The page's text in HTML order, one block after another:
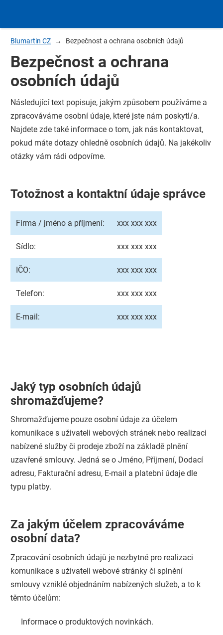
Blumartin CZ Bezpečnost a ochrana osobních údajů
Bezpečnost a ochrana
osobních údajů
Následující text popisuje, jakým způsobem používáme a
zpracováváme osobní údaje, které jste nám poskytl/a.
Najdete zde také informace o tom, jak nás kontaktovat,
pokud máte dotazy ohledně osobních údajů. Na jakékoliv
otázky vám rádi odpovíme.
Totožnost a kontaktní údaje správce
Firma / jméno a příjmení: xxx xxx xxx
Sídlo: xxx xxx xxx
IČO: xxx xxx xxx
Telefon: xxx xxx xxx
E-mail: xxx xxx xxx
Jaký typ osobních údajů
shromažďujeme?
Shromažďujeme pouze osobní údaje za účelem
komunikace s uživateli webových stránek nebo realizaci
nabízené služby či prodeje zboží na základě plnění
uzavřené smlouvy. Jedná se o Jméno, Příjmení, Dodací
adresu, Fakturační adresu, E-mail a platební údaje dle
typu platby.
Za jakým účelem zpracováváme
osobní data?
Zpracování osobních údajů je nezbytné pro realizaci
komunikace s uživateli webové stránky či splnění
smlouvy vzniklé objednáním nabízených služeb, a to k
těmto účelům:
Informace o produktových novinkách.